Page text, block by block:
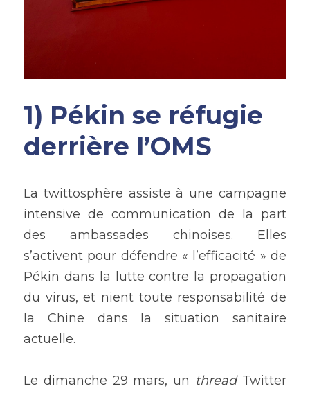
1) Pékin se réfugie
derrière l’OMS
La twittosphère assiste à une campagne
intensive de communication de la part
des ambassades chinoises. Elles
s’activent pour défendre « l’efficacité » de
Pékin dans la lutte contre la propagation
du virus, et nient toute responsabilité de
la Chine dans la situation sanitaire
actuelle.
Le dimanche 29 mars, un thread Twitter